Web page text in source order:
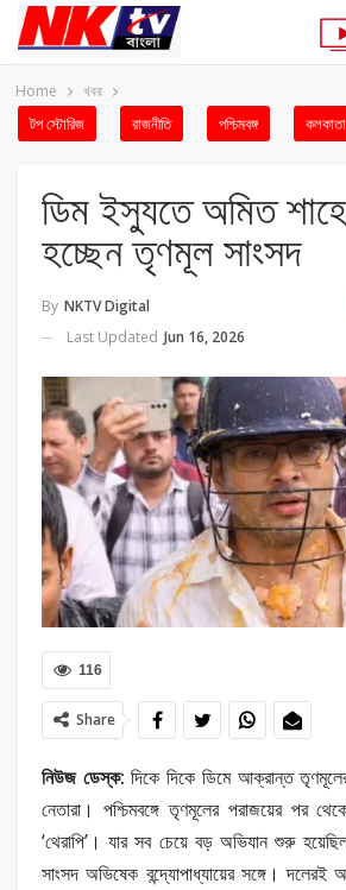
Home খবর
টপ স্টোরিজ রাজনীতি পশ্চিমবঙ্গ কলকাতা
ডিম ইস্যুতে অমিত
হচ্ছেন তৃণমূল সাংসদ
By NKTV Digital
Last Updated Jun 16, 2026
116
Share
নিউজ ডেস্ক:দিকে দিকে ডিমে আক্রান্ত
নেতারা। পশ্চিমবঙ্গে তৃণমূলের পরাজয়ের পর
‘থেরাপি’। যার সব চেয়ে বড় অভিযান শুরু
সাংসদ অভিষেক বন্দ্যোপাধ্যায়ের সঙ্গে। দলেরই